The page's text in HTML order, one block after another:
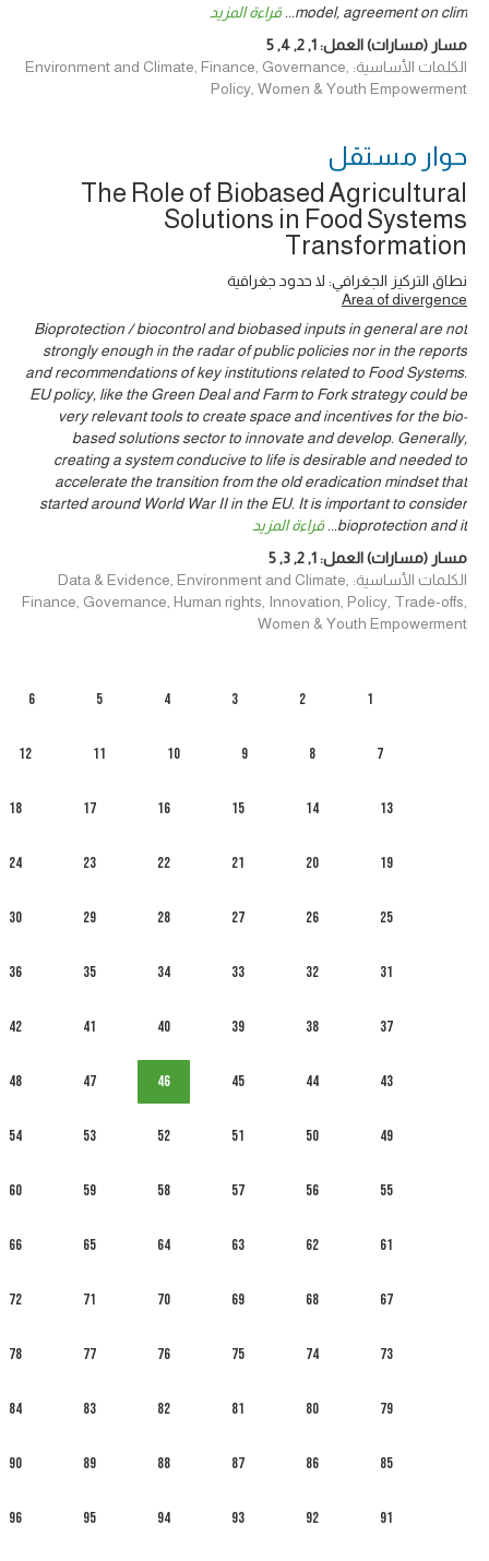
model, agreement on clim
... قراءة المزيد
مسار (مسارات) العمل:1
,
2
,
4
,
5
الكلمات الأساسية: Environment and Climate, Finance, Governance,
Policy, Women & Youth Empowerment
حوار ‎مستقل
The Role of Biobased Agricultural
Solutions in Food Systems
Transformation
نطاق التركيز الجغرافي: لا حدود جغرافية
Area of divergence
Bioprotection / biocontrol and biobased inputs in general are not
strongly enough in the radar of public policies nor in the reports
and recommendations of key institutions related to Food Systems.
EU policy, like the Green Deal and Farm to Fork strategy could be
very relevant tools to create space and incentives for the bio-
based solutions sector to innovate and develop. Generally,
creating a system conducive to life is desirable and needed to
accelerate the transition from the old eradication mindset that
started around World War II in the EU. It is important to consider
bioprotection and it
... قراءة المزيد
مسار (مسارات) العمل:1
,
2
,
3
,
5
الكلمات الأساسية: Data & Evidence, Environment and Climate,
Finance, Governance, Human rights, Innovation, Policy, Trade-offs,
Women & Youth Empowerment
1
2
3
4
5
6
7
8
9
10
11
12
13
14
15
16
17
18
19
20
21
22
23
24
25
26
27
28
29
30
31
32
33
34
35
36
37
38
39
40
41
42
43
44
45
46
47
48
49
50
51
52
53
54
55
56
57
58
59
60
61
62
63
64
65
66
67
68
69
70
71
72
73
74
75
76
77
78
79
80
81
82
83
84
85
86
87
88
89
90
91
92
93
94
95
96